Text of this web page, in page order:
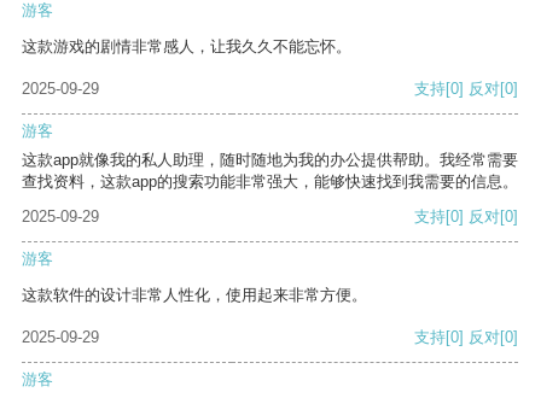
游客
这款游戏的剧情非常感人，让我久久不能忘怀。
2025-09-29 支持[0] 反对[0]
游客
这款app就像我的私人助理，随时随地为我的办公提供帮助。我经常需要
查找资料，这款app的搜索功能非常强大，能够快速找到我需要的信息。
2025-09-29
支持[0] 反对[0]
游客
这款软件的设计非常人性化，使用起来非常方便。
2025-09-29 支持[0] 反对[0]
游客